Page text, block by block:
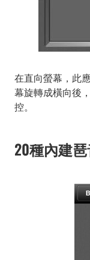
在直向螢幕，此
幕旋轉成橫向後
控。
20種內建